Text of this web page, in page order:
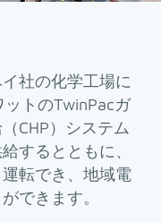
社の化学工場に
トのTwinPacガ
CHP）システム
するとともに、
転でき、地域電
できます。